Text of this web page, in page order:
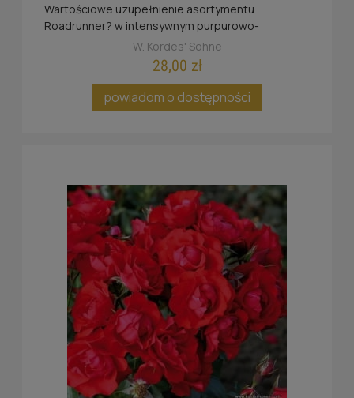
Wartościowe uzupełnienie asortymentu
Roadrunner? w intensywnym purpurowo-
fioletowym kolorze.
Rosa Rugosa która przepełni ogród zapachem.
W. Kordes' Söhne
28,00 zł
powiadom o dostępności